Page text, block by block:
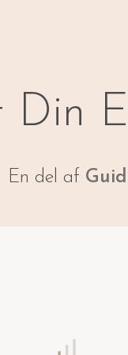
Din
En del af